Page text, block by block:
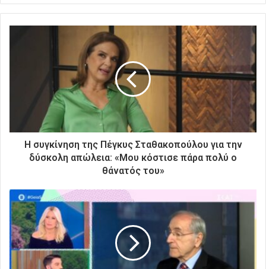
ε
κ
ή
σ
α
ς
Η συγκίνηση της Πέγκυς Σταθακοπούλου για την
δύσκολη απώλεια: «Μου κόστισε πάρα πολύ ο
θάνατός του»